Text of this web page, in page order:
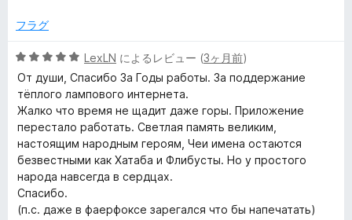
ー
価
中
の
評
価
フラグ
5
段
階
中
5
の
評
価
LexLN によるレビュー (3ヶ月前)
От души, Спасибо За Годы работы. За поддержание
тёплого лампового интернета.
Жалко что время не щадит даже горы. Приложение
перестало работать. Светлая память великим,
настоящим народным героям, Чеи имена остаются
безвестными как Хатаба и Флибусты. Но у простого
народа навсегда в сердцах.
Спасибо.
(п.с. даже в фаерфоксе зарегался что бы напечатать)